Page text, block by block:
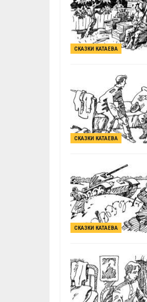
СКАЗКИ КАТАЕВА
СКАЗКИ КАТАЕВА
СКАЗКИ КАТАЕВА